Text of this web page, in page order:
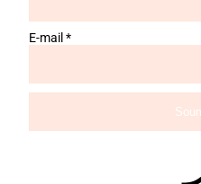
E-mail *